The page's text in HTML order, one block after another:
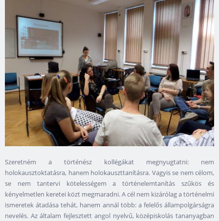
Szeretném a történész kollégákat megnyugtatni: nem
holokausztoktatásra, hanem holokauszttanításra. Vagyis se nem célom,
se nem tantervi kötelességem a történelemtanítás szűkös és
kényelmetlen keretei közt megmaradni. A cél nem kizárólag a történelmi
ismeretek átadása tehát, hanem annál több: a felelős állampolgárságra
nevelés. Az általam fejlesztett angol nyelvű, középiskolás tananyagban